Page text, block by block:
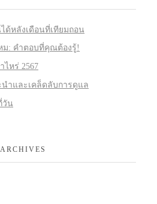
ด้หลังเดือนที่เทียมถอน
ม: คำตอบที่คุณต้องรู้!
ไหร่ 2567
ำและเคล็ดลับการดูแล
วัน
ARCHIVES